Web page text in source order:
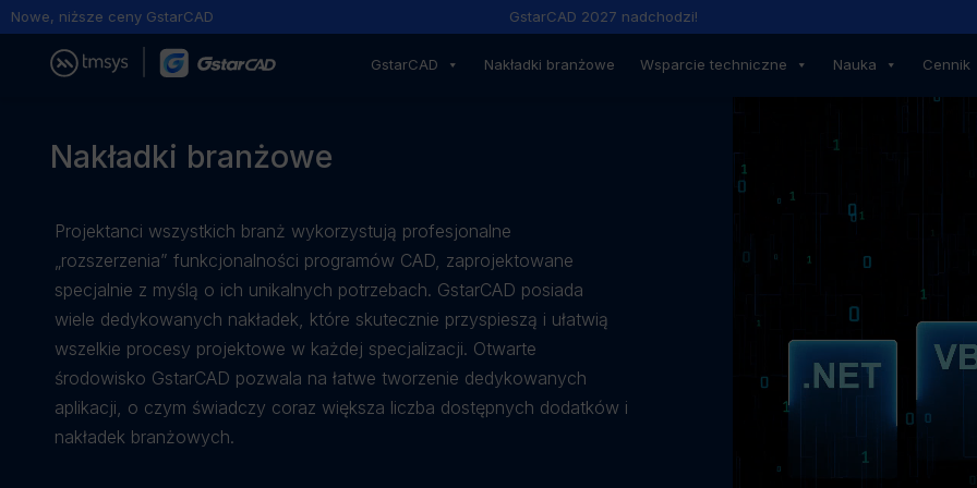
ceny GstarCAD GstarCAD 2027 nadchodzi!
GstarCAD Nakładki branżowe Wsparcie techniczne Nauka Cennik
Nakładki branżowe
Projektanci wszystkich branż wykorzystują profesjonalne
„rozszerzenia” funkcjonalności programów CAD, zaprojektowane
specjalnie z myślą o ich unikalnych potrzebach. GstarCAD posiada
wiele dedykowanych nakładek, które skutecznie przyspieszą i ułatwią
wszelkie procesy projektowe w każdej specjalizacji. Otwarte
środowisko GstarCAD pozwala na łatwe tworzenie dedykowanych
aplikacji, o czym świadczy coraz większa liczba dostępnych dodatków i
nakładek branżowych.